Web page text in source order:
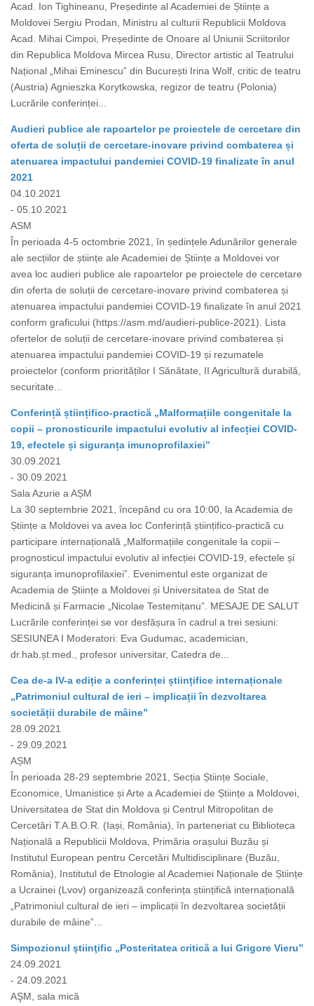
Acad. Ion Tighineanu, Președinte al Academiei de Științe a
Moldovei Sergiu Prodan, Ministru al culturii Republicii Moldova
Acad. Mihai Cimpoi, Președinte de Onoare al Uniunii Scriitorilor
din Republica Moldova Mircea Rusu, Director artistic al Teatrului
Național „Mihai Eminescu” din București Irina Wolf, critic de teatru
(Austria) Agnieszka Korytkowska, regizor de teatru (Polonia)
Lucrările conferinței...
Audieri publice ale rapoartelor pe proiectele de cercetare din
oferta de soluții de cercetare-inovare privind combaterea și
atenuarea impactului pandemiei COVID-19 finalizate în anul
2021
04.10.2021
- 05.10.2021
ASM
În perioada 4-5 octombrie 2021, în ședințele Adunărilor generale
ale secțiilor de științe ale Academiei de Științe a Moldovei vor
avea loc audieri publice ale rapoartelor pe proiectele de cercetare
din oferta de soluții de cercetare-inovare privind combaterea și
atenuarea impactului pandemiei COVID-19 finalizate în anul 2021
conform graficului (https://asm.md/audieri-publice-2021). Lista
ofertelor de soluții de cercetare-inovare privind combaterea și
atenuarea impactului pandemiei COVID-19 și rezumatele
proiectelor (conform priorităților I Sănătate, II Agricultură durabilă,
securitate...
Conferință științifico-practică „Malformațiile congenitale la
copii – pronosticurile impactului evolutiv al infecției COVID-
19, efectele și siguranța imunoprofilaxiei”
30.09.2021
- 30.09.2021
Sala Azurie a AȘM
La 30 septembrie 2021, începând cu ora 10:00, la Academia de
Științe a Moldovei va avea loc Conferință științifico-practică cu
participare internațională „Malformațiile congenitale la copii –
prognosticul impactului evolutiv al infecției COVID-19, efectele și
siguranța imunoprofilaxiei”. Evenimentul este organizat de
Academia de Științe a Moldovei și Universitatea de Stat de
Medicină și Farmacie „Nicolae Testemițanu”. MESAJE DE SALUT
Lucrările conferinței se vor desfășura în cadrul a trei sesiuni:
SESIUNEA I Moderatori: Eva Gudumac, academician,
dr.hab.șt.med., profesor universitar, Catedra de...
Cea de-a IV-a ediție a conferinței științifice internaționale
„Patrimoniul cultural de ieri – implicații în dezvoltarea
societății durabile de mâine”
28.09.2021
- 29.09.2021
AȘM
În perioada 28-29 septembrie 2021, Secția Științe Sociale,
Economice, Umanistice și Arte a Academiei de Științe a Moldovei,
Universitatea de Stat din Moldova și Centrul Mitropolitan de
Cercetări T.A.B.O.R. (Iași, România), în parteneriat cu Biblioteca
Națională a Republicii Moldova, Primăria orașului Buzău și
Institutul European pentru Cercetări Multidisciplinare (Buzău,
România), Institutul de Etnologie al Academiei Naționale de Științe
a Ucrainei (Lvov) organizează conferința științifică internațională
„Patrimoniul cultural de ieri – implicații în dezvoltarea societății
durabile de mâine”...
Simpozionul ştiinţific „Posteritatea critică a lui Grigore Vieru”
24.09.2021
- 24.09.2021
AŞM, sala mică